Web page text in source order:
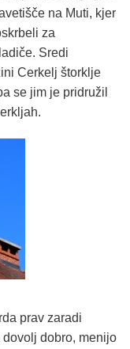
na Muti, kjer
za
Sredi
Cerkelj štorklje
se jim je pridružil
prav zaradi
dobro, menijo